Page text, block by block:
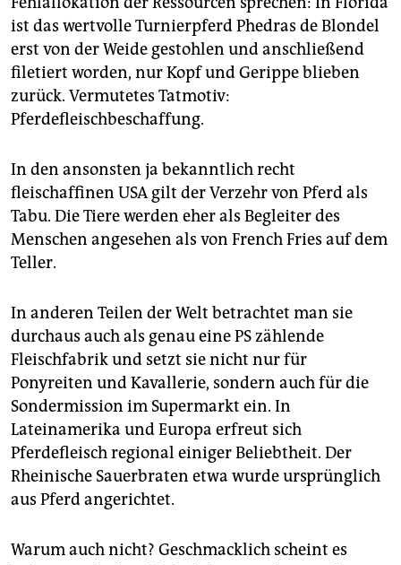
abo
genossenschaft
epaper login
ist das wertvolle Turnierpferd Phedras de Blondel
erst von der Weide gestohlen und anschließend
filetiert worden, nur Kopf und Gerippe blieben
zurück. Vermutetes Tatmotiv:
Pferdefleischbeschaffung.
In den ansonsten ja bekanntlich recht
fleischaffinen USA gilt der Verzehr von Pferd als
Tabu. Die Tiere werden eher als Begleiter des
Menschen angesehen als von French Fries auf dem
Teller.
In anderen Teilen der Welt betrachtet man sie
durchaus auch als genau eine PS zählende
Fleischfabrik und setzt sie nicht nur für
Ponyreiten und Kavallerie, sondern auch für die
Sondermission im Supermarkt ein. In
Lateinamerika und Europa erfreut sich
Pferdefleisch regional einiger Beliebtheit. Der
Rheinische Sauerbraten etwa wurde ursprünglich
aus Pferd angerichtet.
Warum auch nicht? Geschmacklich scheint es